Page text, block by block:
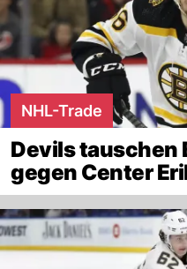
NHL-Trade
Devils tauschen
gegen Center